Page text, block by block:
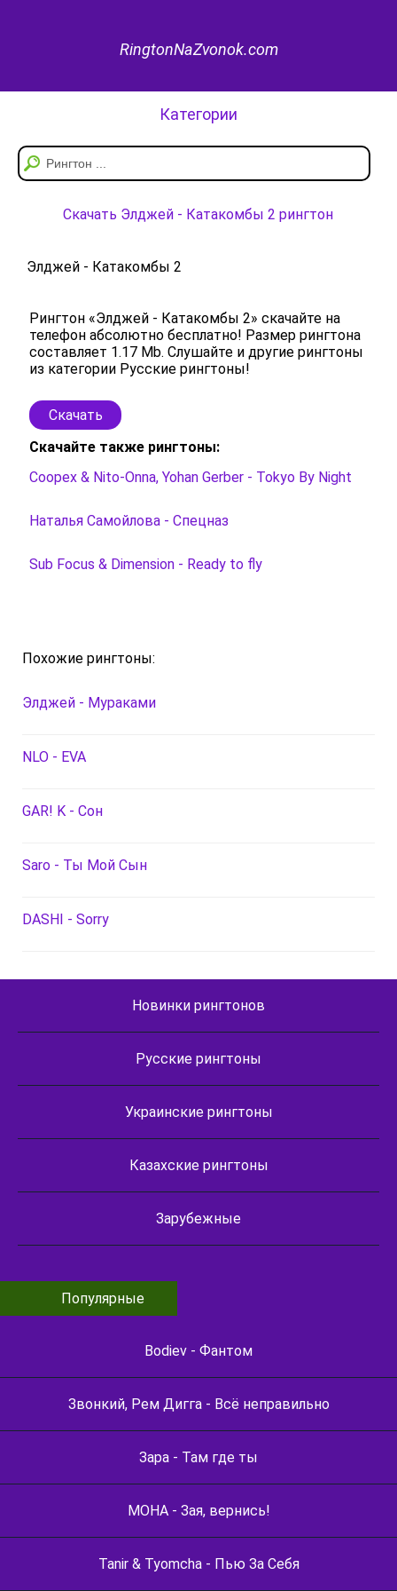
RingtonNaZvonok.com
Категории
Скачать Элджей - Катакомбы 2 рингтон
Элджей - Катакомбы 2
Рингтон «Элджей - Катакомбы 2» скачайте на
телефон абсолютно бесплатно! Размер рингтона
составляет 1.17 Mb. Слушайте и другие рингтоны
из категории Русские рингтоны!
Скачать
Скачайте также рингтоны:
Coopex & Nito-Onna, Yohan Gerber - Tokyo By Night
Наталья Самойлова - Спецназ
Sub Focus & Dimension - Ready to fly
Похожие рингтоны:
Элджей - Мураками
NLO - EVA
GAR! K - Сон
Saro - Ты Мой Сын
DASHI - Sorry
Новинки рингтонов
Русские рингтоны
Украинские рингтоны
Казахские рингтоны
Зарубежные
Популярные
Bodiev - Фантом
Звонкий, Рем Дигга - Всё неправильно
Зара - Там где ты
МОНА - Зая, вернись!
Tanir & Tyomcha - Пью За Себя